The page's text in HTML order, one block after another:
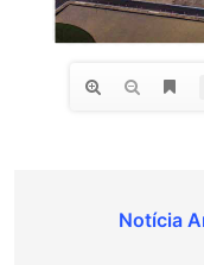
Navegação